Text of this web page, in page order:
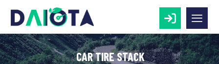
CAR TIRE STACK